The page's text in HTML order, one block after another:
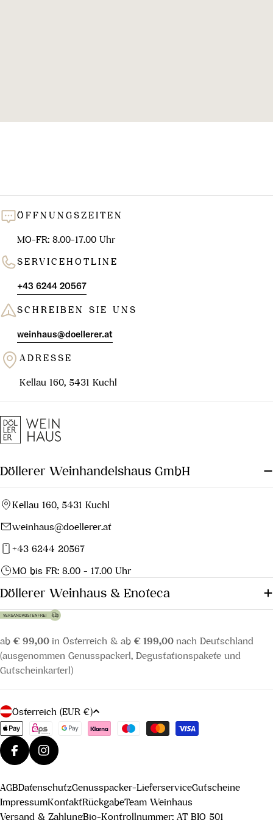
ÖFFNUNGSZEITEN
MO-FR: 8.00-17.00 Uhr
SERVICEHOTLINE
+43 6244 20567
SCHREIBEN SIE UNS
weinhaus@doellerer.at
ADRESSE
Kellau 160, 5431 Kuchl
Döllerer Weinhandelshaus GmbH
Kellau 160, 5431 Kuchl
weinhaus@doellerer.at
+43 6244 20567
MO bis FR: 8.00 - 17.00 Uhr
Döllerer Weinhaus & Enoteca
ab € 99,00 in Österreich & ab € 199,00 nach Deutschland
(ausgenommen Genusspackerl, Degustationspakete und
Gutscheinkarterl)
L
a
n
d
R
e
Österreich (EUR €)
Zahlungsmethoden
FacebookInstagram
AGBDatenschutzGenusspacker-LieferserviceGutscheine
ImpressumKontaktRückgabeTeam Weinhaus
Versand & ZahlungBio-Kontrollnummer: AT BIO 501